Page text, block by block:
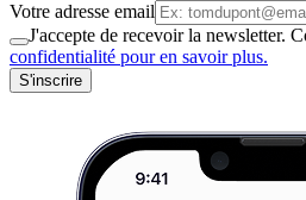
Votre adresse email
J'accepte de recevoir la newsletter.
confidentialité pour en savoir plus.
S'inscrire